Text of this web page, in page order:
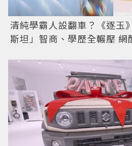
清純學霸人設翻車？《逐玉
斯坦」智商、學歷全輾壓 網